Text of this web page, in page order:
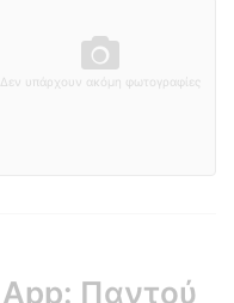
Δεν υπάρχουν ακόμη φωτογραφίες
App: Παντού